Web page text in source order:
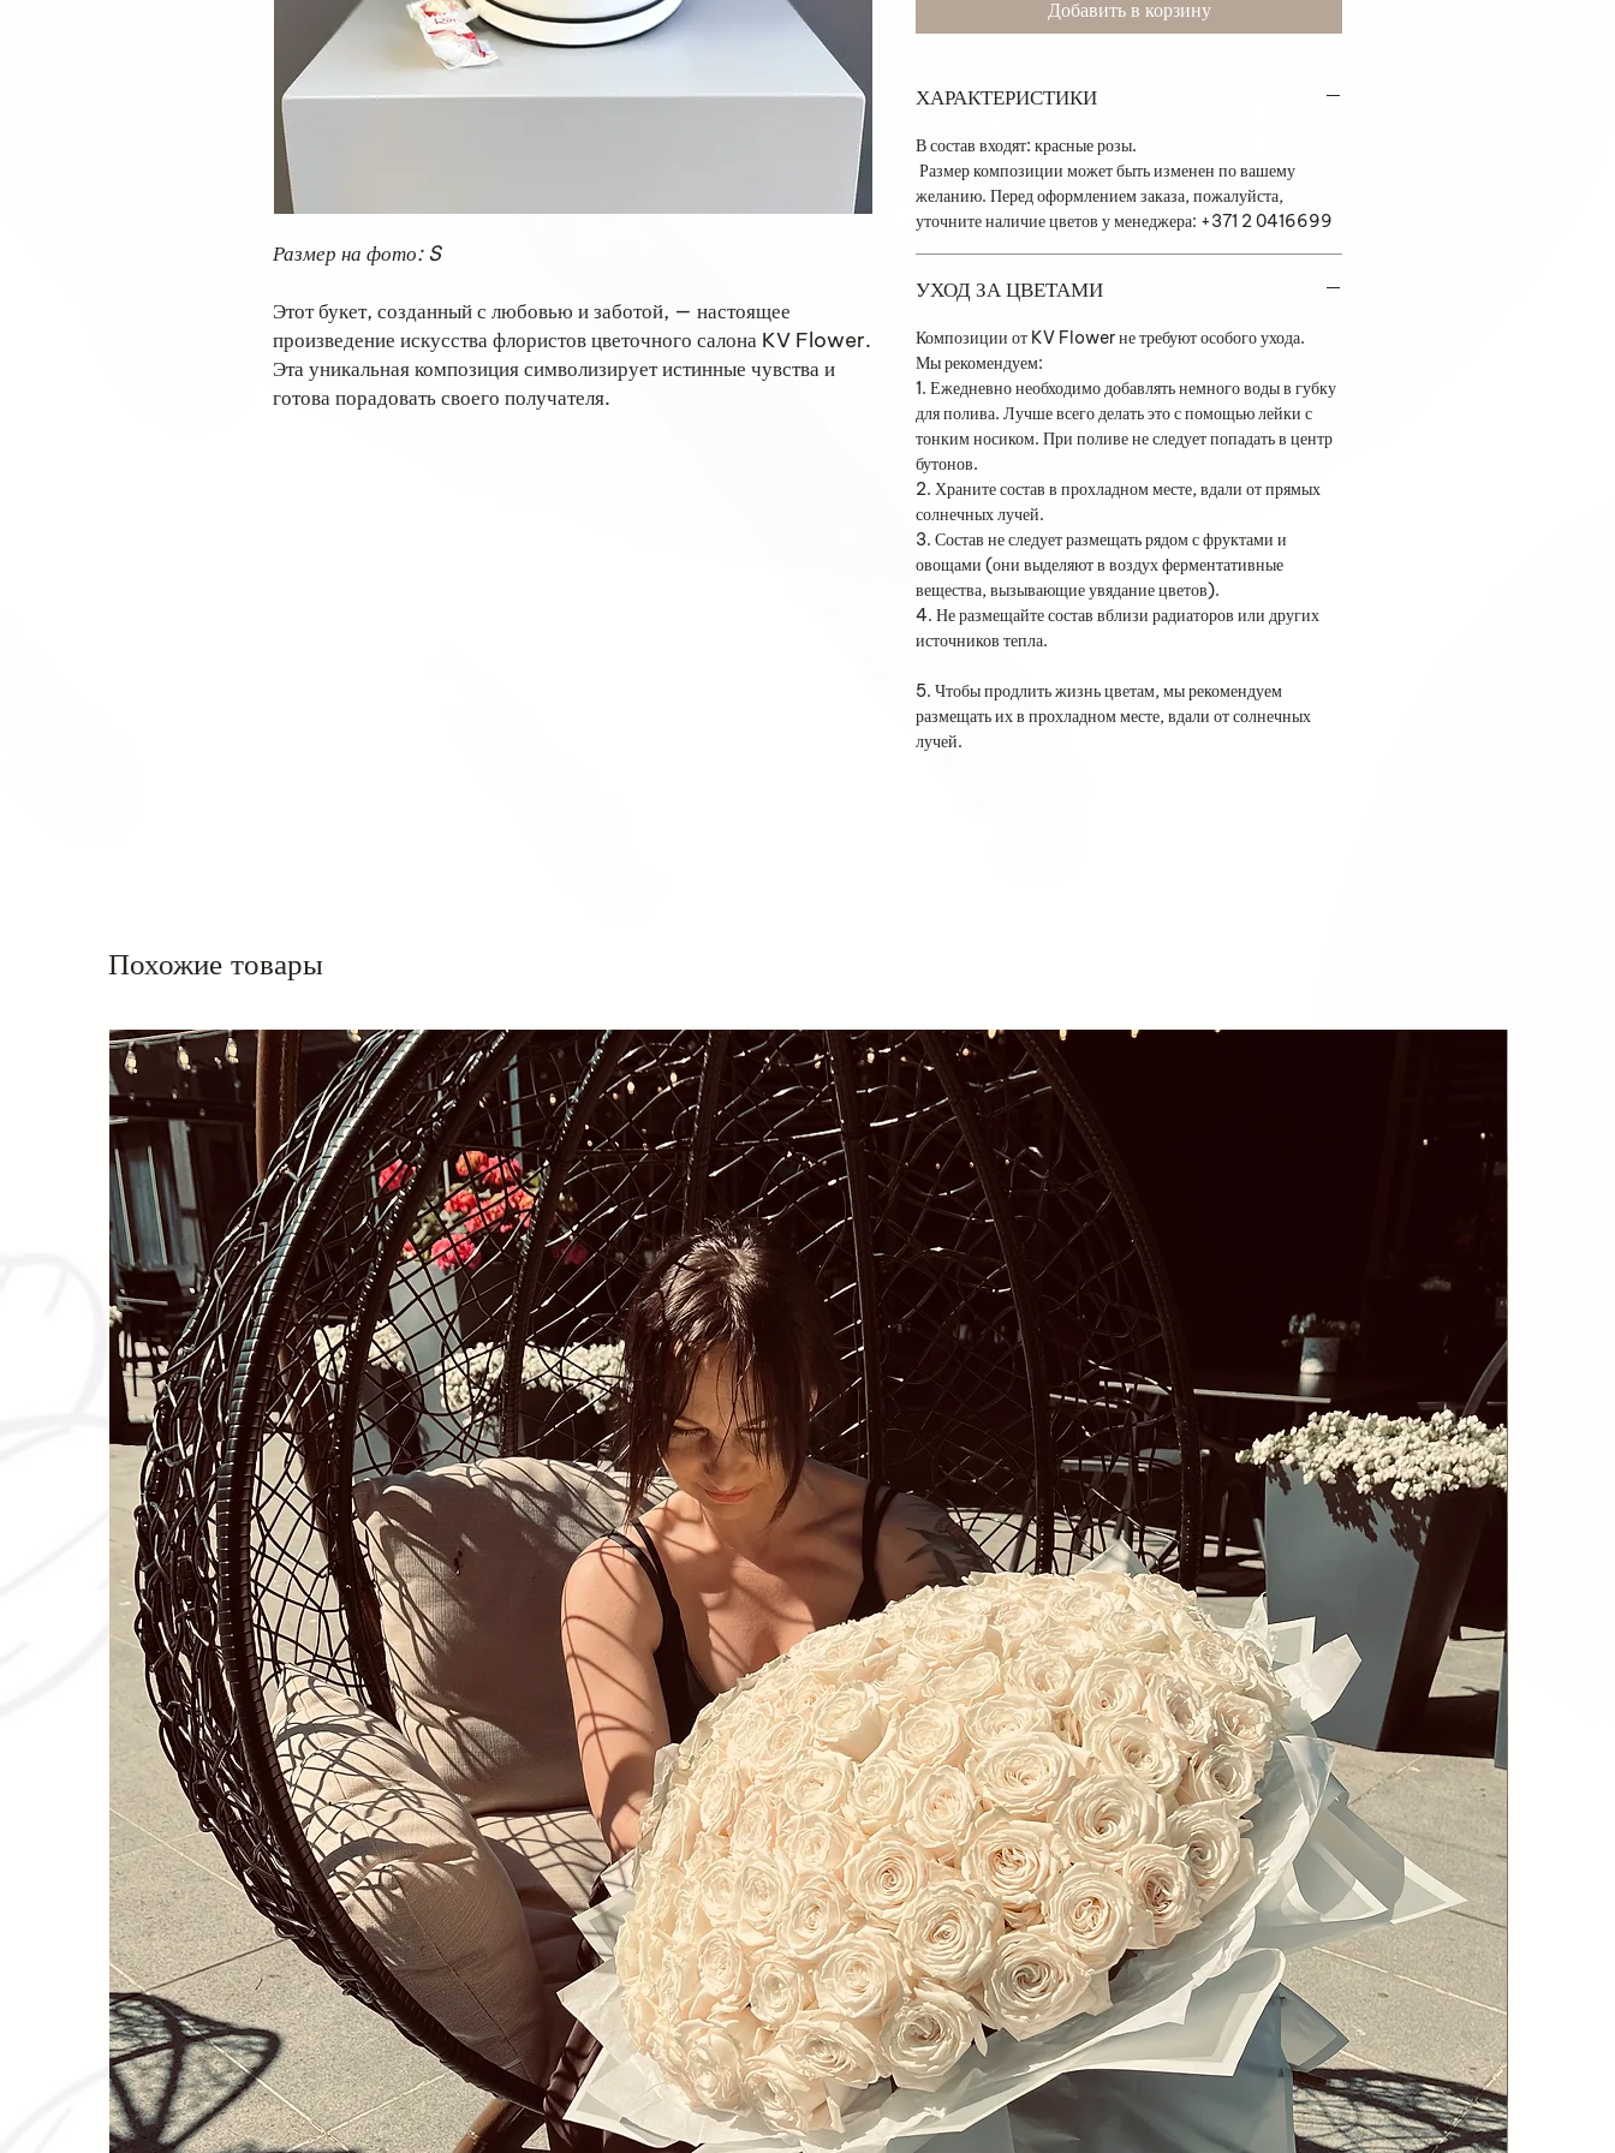
Размер на фото: S
Этот букет, созданный с любовью и заботой, — настоящее
произведение искусства флористов цветочного салона KV Flower.
Эта уникальная композиция символизирует истинные чувства и
готова порадовать своего получателя.
Добавить в корзину
ХАРАКТЕРИСТИКИ
В состав входят: красные розы.
Размер композиции может быть изменен по вашему
желанию. Перед оформлением заказа, пожалуйста,
уточните наличие цветов у менеджера: +371 2 0416699
УХОД ЗА ЦВЕТАМИ
Композиции от KV Flower не требуют особого ухода.
Мы рекомендуем:
1. Ежедневно необходимо добавлять немного воды в губку
для полива. Лучше всего делать это с помощью лейки с
тонким носиком. При поливе не следует попадать в центр
бутонов.
2. Храните состав в прохладном месте, вдали от прямых
солнечных лучей.
3. Состав не следует размещать рядом с фруктами и
овощами (они выделяют в воздух ферментативные
вещества, вызывающие увядание цветов).
4. Не размещайте состав вблизи радиаторов или других
источников тепла.
5. Чтобы продлить жизнь цветам, мы рекомендуем
размещать их в прохладном месте, вдали от солнечных
лучей.
Похожие товары